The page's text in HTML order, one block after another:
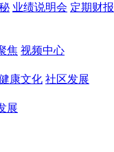
业绩说明会 定期财报
焦 视频中心
康文化 社区发展
展